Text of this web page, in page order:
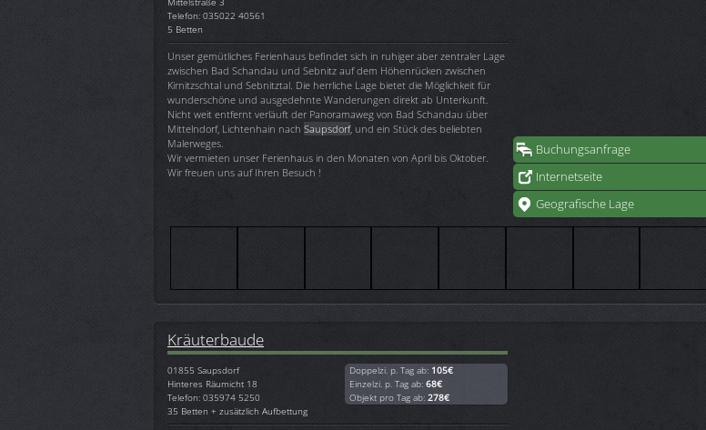
Buchungsanfrage
Internetseite
Geografische Lage
Telefon: 035022 40561
5 Betten
Unser gemütliches Ferienhaus befindet sich in ruhiger aber zentraler Lage
zwischen Bad Schandau und Sebnitz auf dem Höhenrücken zwischen
Kirnitzschtal und Sebnitztal. Die herrliche Lage bietet die Möglichkeit für
wunderschöne und ausgedehnte Wanderungen direkt ab Unterkunft.
Nicht weit entfernt verläuft der Panoramaweg von Bad Schandau über
Mittelndorf, Lichtenhain nach Saupsdorf, und ein Stück des beliebten
Malerweges.
Wir vermieten unser Ferienhaus in den Monaten von April bis Oktober.
Wir freuen uns auf Ihren Besuch !
Kräuterbaude
01855 Saupsdorf
Hinteres Räumicht 18
Telefon: 035974 5250
35 Betten + zusätzlich Aufbettung
Doppelzi. p. Tag ab: 105€
Einzelzi. p. Tag ab: 68€
Objekt pro Tag ab: 278€